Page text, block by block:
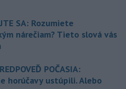
SA: Rozumiete
nárečiam? Tieto slová vás
POČASIA:
horúčavy ustúpili. Alebo